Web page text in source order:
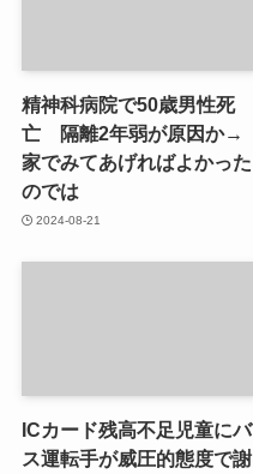
精神科病院で50歳男性死
亡 隔離2年弱が原因か→
家でみてあげればよかった
のでは
2024-08-21
ICカード残高不足児童にバ
ス運転手が威圧的態度で謝